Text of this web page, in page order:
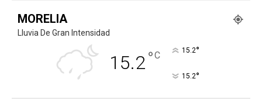
MORELIA
Lluvia De Gran Intensidad
15.2°C 15.2°
15.2°